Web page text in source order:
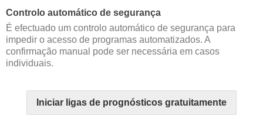
Controlo automático de segurança
É efectuado um controlo automático de segurança para
impedir o acesso de programas automatizados. A
confirmação manual pode ser necessária em casos
individuais.
Iniciar ligas de prognósticos gratuitamente